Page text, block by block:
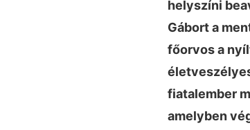
helyszíni
Gábort a
főorvos a
fiatalember
amelyben